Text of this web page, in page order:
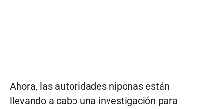
Ahora, las autoridades niponas están
llevando a cabo una investigación para